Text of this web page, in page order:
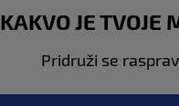
KAKVO JE TVOJE
Pridruži se